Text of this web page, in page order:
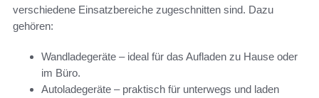
verschiedene Einsatzbereiche zugeschnitten sind. Dazu
gehören:
Wandladegeräte – ideal für das Aufladen zu Hause oder
im Büro.
Autoladegeräte – praktisch für unterwegs und laden